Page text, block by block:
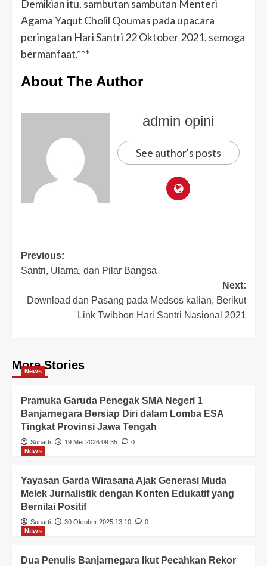
Demikian itu, sambutan sambutan Menteri
Agama Yaqut Cholil Qoumas pada upacara
peringatan Hari Santri 22 Oktober 2021, semoga
bermanfaat.***
About The Author
admin opini
See author's posts
Previous:
Santri, Ulama, dan Pilar Bangsa
Next:
Download dan Pasang pada Medsos kalian, Berikut
Link Twibbon Hari Santri Nasional 2021
More Stories
News
Pramuka Garuda Penegak SMA Negeri 1
Banjarnegara Bersiap Diri dalam Lomba ESA
Tingkat Provinsi Jawa Tengah
Sunarti 19 Mei 2026 09:35
0
News
Yayasan Garda Wirasana Ajak Generasi Muda
Melek Jurnalistik dengan Konten Edukatif yang
Bernilai Positif
Sunarti 30 Oktober 2025 13:10
0
News
Dua Penulis Banjarnegara Ikut Pecahkan Rekor